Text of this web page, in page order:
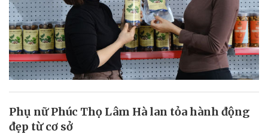
Phụ nữ Phúc Thọ Lâm Hà lan tỏa hành động
đẹp từ cơ sở